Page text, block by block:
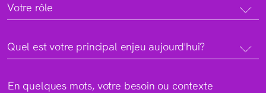
Votre rôle
Quel est votre principal enjeu aujourd'hui?
En quelques mots, votre besoin ou contexte